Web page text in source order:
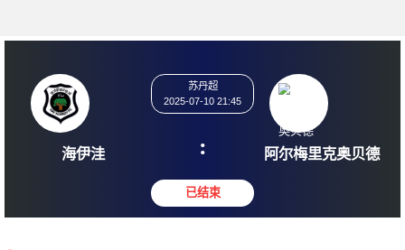
海伊洼
2025-07-10 21:45
: 阿尔梅里